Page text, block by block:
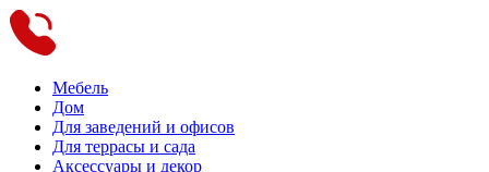
Мебель
Дом
Для заведений и офисов
Для террасы и сада
Аксессуары и декор